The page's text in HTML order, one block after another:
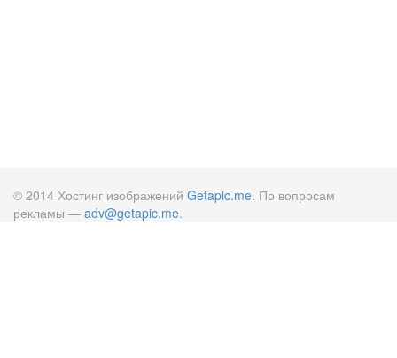
© 2014 Хостинг изображений Getapic.me. По вопросам
рекламы — adv@getapic.me.